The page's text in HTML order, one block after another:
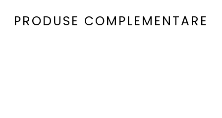
PRODUSE COMPLEMENTARE